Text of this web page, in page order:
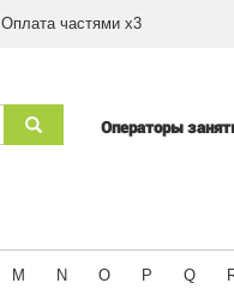
Оплата частями х3
Операторы
M N O P Q